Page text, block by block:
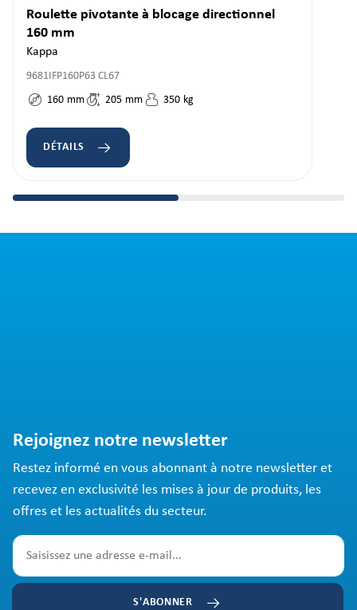
Roulette pivotante à blocage directionnel
160 mm
Kappa
9681IFP160P63 CL67
160 mm 205 mm 350 kg
DÉTAILS
Rejoignez notre newsletter
Restez informé en vous abonnant à notre newsletter et
recevez en exclusivité les mises à jour de produits, les
offres et les actualités du secteur.
S'ABONNER